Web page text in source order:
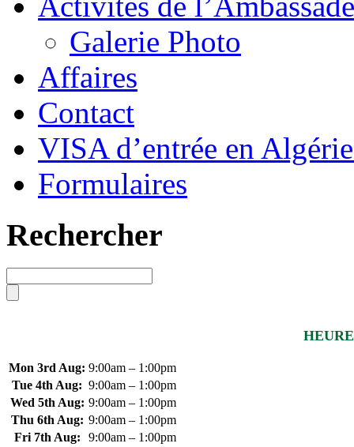
Galerie Photo
Affaires
Contact
Formulaires
Rechercher
Mon 3rd Aug: 9:00am – 1:00pm
Tue 4th Aug: 9:00am – 1:00pm
Wed 5th Aug: 9:00am – 1:00pm
Thu 6th Aug: 9:00am – 1:00pm
Fri 7th Aug:
9:00am – 1:00pm